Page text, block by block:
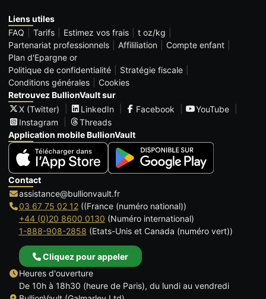
Liens utiles
FAQ
Tarifs Estimez vos frais
t oz/kg
Partenariat professionnels
Affililiation
Compte enfant
Plan d'Epargne or
Politique de confidentialité
Stratégie fiscale
Conditions générales
Cookies
Retrouvez BullionVault sur
X (Twitter)
LinkedIn Facebook
YouTube
Instagram
Threads
Application mobile BullionVault
Contact
assistance@bullionvault.fr
03 67 75 02 12((France (numéro national))
+44 (0)20 8600 0130 (Numéro international)
1-888-908-2858 (Etats-Unis et Canada (numéro vert))
Cliquez pour appeler
Heures d'ouverture
De 10h à 18h30 (heure de Paris), du lundi au vendredi